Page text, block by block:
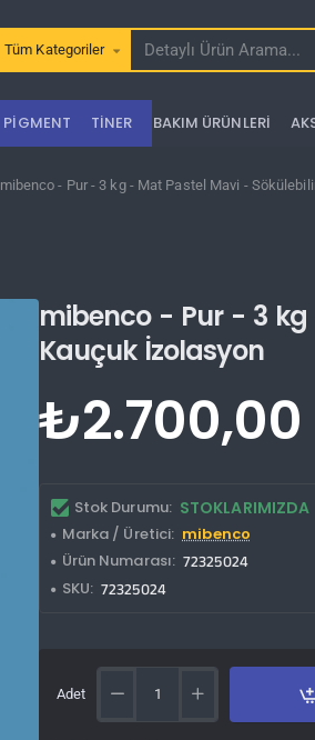
Tüm Kategoriler
Detaylı
PIGMENT TINER BAKIM ÜRÜNLERI
mibenco - Pur - 3 kg - Mat Pastel Mavi -
mibenco - Pur - 3 kg
Kauçuk İzolasyon
Stok Durumu: STOKLARIMIZDA
Marka / Üretici: mibenco
Ürün Numarası: 72325024
SKU: 72325024
₺2.700,00
Adet